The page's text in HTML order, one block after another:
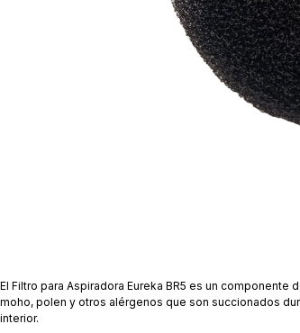
El Filtro para Aspiradora Eureka BR5 es un
moho, polen y otros alérgenos que son succionados
interior.